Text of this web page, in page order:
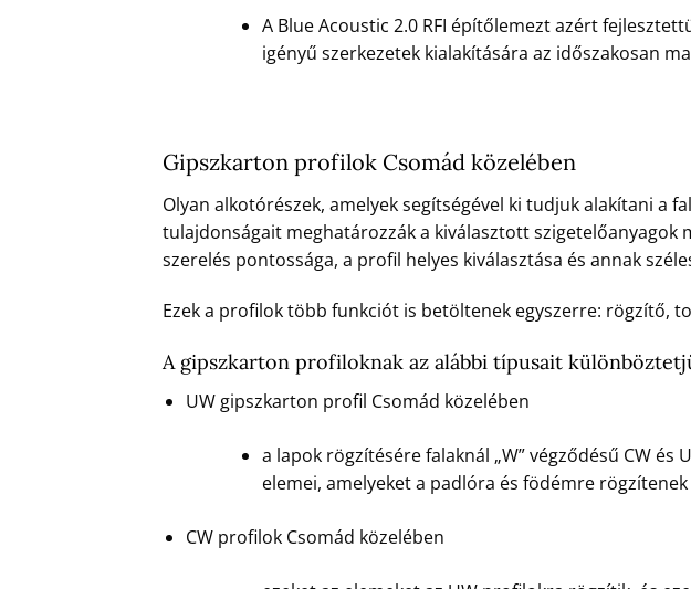
A Blue Acoustic 2.0 RFI építőlemezt azért
igényű szerkezetek kialakítására az időszakosan
Gipszkarton profilok Csomád közelében
Olyan alkotórészek, amelyek segítségével ki tudjuk alakítani a
tulajdonságait meghatározzák a kiválasztott
szerelés pontossága, a profil helyes kiválasztása és annak
Ezek a profilok több funkciót is betöltenek egyszerre: rögzítő,
A gipszkarton profiloknak az alábbi típusait
UW gipszkarton profil Csomád közelében
a lapok rögzítésére falaknál „W” végződésű CW
elemei, amelyeket a padlóra és födémre
CW profilok Csomád közelében